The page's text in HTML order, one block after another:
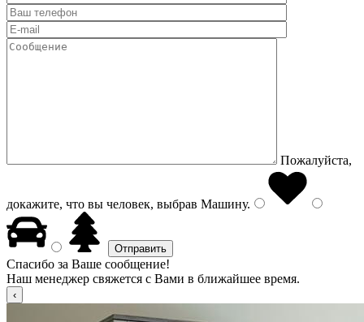
Пожалуйста,
докажите, что вы человек, выбрав Машину.
Спасибо за Ваше сообщение!
Наш менеджер свяжется с Вами в ближайшее время.